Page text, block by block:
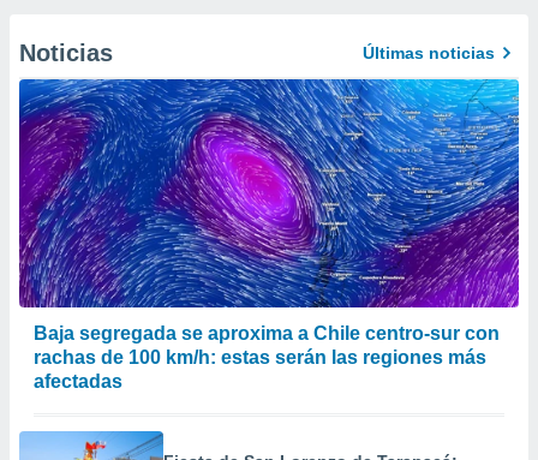
Noticias Últimas noticias
Baja segregada se aproxima a Chile centro-sur con
rachas de 100 km/h: estas serán las regiones más
afectadas